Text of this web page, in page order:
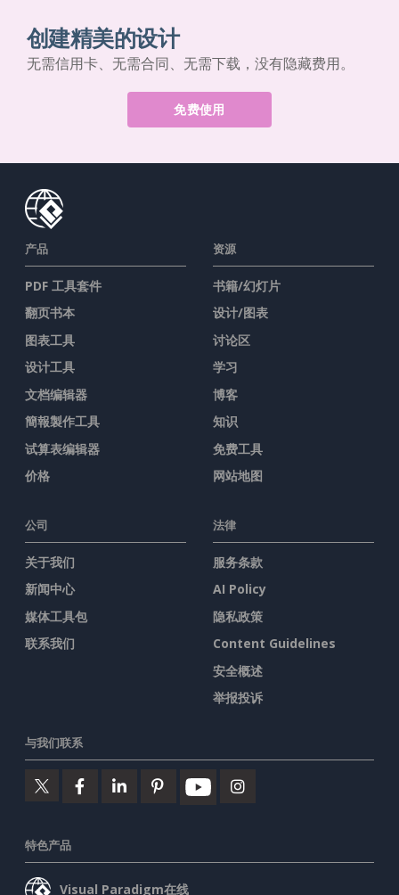
创建精美的设计
无需信用卡、无需合同、无需下载，没有隐藏费用。
免费使用
产品
PDF 工具套件
翻页书本
图表工具
设计工具
文档编辑器
簡報製作工具
试算表编辑器
价格
资源
书籍/幻灯片
设计/图表
讨论区
学习
博客
知识
免费工具
网站地图
公司
关于我们
新闻中心
媒体工具包
联系我们
法律
服务条款
AI Policy
隐私政策
Content Guidelines
安全概述
举报投诉
与我们联系
特色产品
Visual Paradigm在线